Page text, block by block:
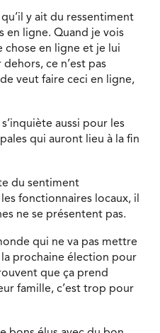
y ait du ressentiment
en ligne. Quand je vois
chose en ligne et je lui
ce n’est pas
veut faire ceci en ligne,
aussi pour les
qui auront lieu à la fin
du sentiment
fonctionnaires locaux, il
ne se présentent pas.
qui ne va pas mettre
la prochaine élection pour
que ça prend
famille, c’est trop pour